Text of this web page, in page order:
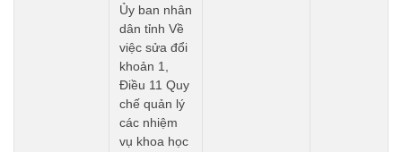
Ủy ban nhân
dân tỉnh Về
việc sửa đổi
khoản 1,
Điều 11 Quy
chế quản lý
các nhiệm
vụ khoa học